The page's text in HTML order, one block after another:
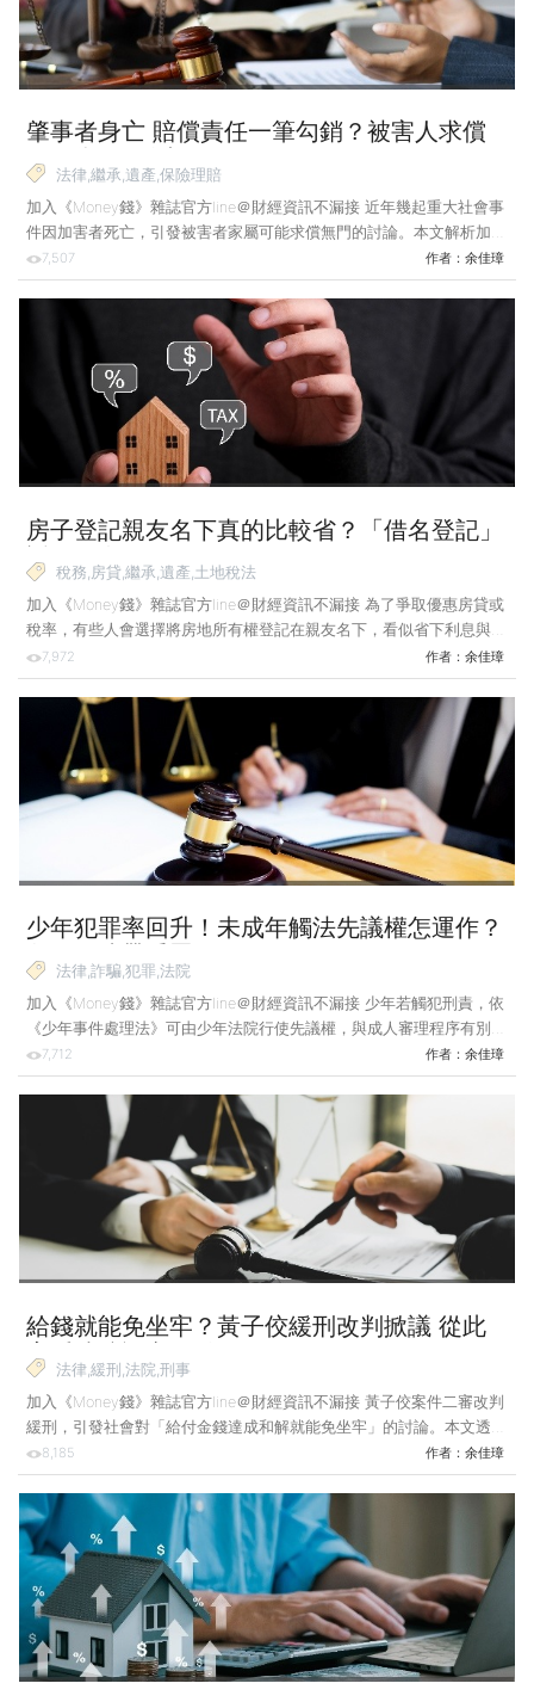
建商即可。陳大明乍聽之下，覺得似乎是兩全其美，但
肇事者身亡 賠償責任一筆勾銷？被害人求償
困局靠3關鍵突圍！
法律,繼承,遺產,保險理賠
加入《Money錢》雜誌官方line＠財經資訊不漏接 近年幾起重大社會事
件因加害者死亡，引發被害者家屬可能求償無門的討論。本文解析加害
者家屬的賠償責任範圍，與受害者家屬求償的正確法律路徑，助其在悲
痛中捍衛應有權益。 案例說明：肇事者家屬拋棄繼承 可躲過賠償責
任？ 小明某日於騎機車上班途中，遇後方A車任意變換車道及超速行
駛，竟遭其因猛烈撞擊而不治身亡，A車車主亦因事故後又撞擊路旁護
欄翻車，當場喪生。小明的妻子側面得知A車車主家境不錯，但其家屬
於車禍案發後，隨即辦理拋棄繼承，讓小明妻子相當氣憤，想要對A車
車主家屬提告，並且求償600萬元，因此託人找律師協助
7,507 作者： 余佳璋
房子登記親友名下真的比較省？「借名登記」
返還恐多繳2種稅！
稅務,房貸,繼承,遺產,土地稅法
加入《Money錢》雜誌官方line＠財經資訊不漏接 為了爭取優惠房貸或
稅率，有些人會選擇將房地所有權登記在親友名下，看似省下利息與稅
負，卻可能在返還或繼承時衍生額外稅務成本，不可不慎。 案例說
明：請親友返還房地竟要補稅？ 王先生於2015年購買了一處房地，當
初為了獲得較優惠的房貸條件，便跟在公家機關工作的姊姊說好，將房
地登記在她的名下，以便適用公教人員房貸優惠利率。未料王先生在
2021年時因一場車禍不幸身亡，王太太請姊姊歸還該筆房地未果，只
好在2022年向姊姊提出訴訟。 因借名登記時，王先生曾與姊姊簽訂契
約，且金流等情形也證明該房地的稅費皆由王先生
7,972 作者： 余佳璋
少年犯罪率回升！未成年觸法先議權怎運作？
父母恐連帶受罰
法律,詐騙,犯罪,法院
加入《Money錢》雜誌官方line＠財經資訊不漏接 少年若觸犯刑責，依
《少年事件處理法》可由少年法院行使先議權，與成人審理程序有別，
然近年少年犯罪率上升，家長宜留意管教避免孩子觸法，否則家長可能
連帶受到裁罰。 案例說明：少年犯罪審理流程與成年人有別 18歲的
小帥因缺錢花用，受某詐騙集團誘惑而參與其活動，擔任提領款項的車
手遭到警方逮捕。法院審理後，發現檢察官偵查時，小帥雖已年滿18
歲，惟仍未滿20歲，應依《少年事件處理法》施行細則第7條第1項規
定，將案件移送管轄之少年法院（庭）行使先議權，不得逕行向法院提
起公訴。故對此做出「諭知不受理」的判決。
7,712 作者： 余佳璋
給錢就能免坐牢？黃子佼緩刑改判掀議 從此
案看法院認定關鍵！
法律,緩刑,法院,刑事
加入《Money錢》雜誌官方line＠財經資訊不漏接 黃子佼案件二審改判
緩刑，引發社會對「給付金錢達成和解就能免坐牢」的討論。本文透過
實務案例，解析緩刑的法定要件與法院裁量重點，釐清迷思。 案例說
明：涉嫌過失致死靠和解獲得緩刑 小帥某日駕駛跑車外出時，因分心
操作手機，未注意跑車已經偏離車道，而不慎撞上正在路邊慢跑的小
明，導致小明送醫急救後仍傷重不治。小帥因此涉及過失致死罪嫌遭移
送法辦。 小帥於法院審理時，承認其駕駛車輛確有疏失，並因此導致
小明傷重不治。小帥積極與小明家人達成和解，除給付賠償予小明家人
外，也取得小明家人諒解。法院因此判處小帥有期徒刑8個
8,185 作者： 余佳璋